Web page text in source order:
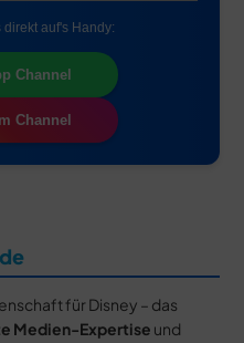
auf's Handy:
Channel
Channel
für Disney – das
Medien-Expertise und